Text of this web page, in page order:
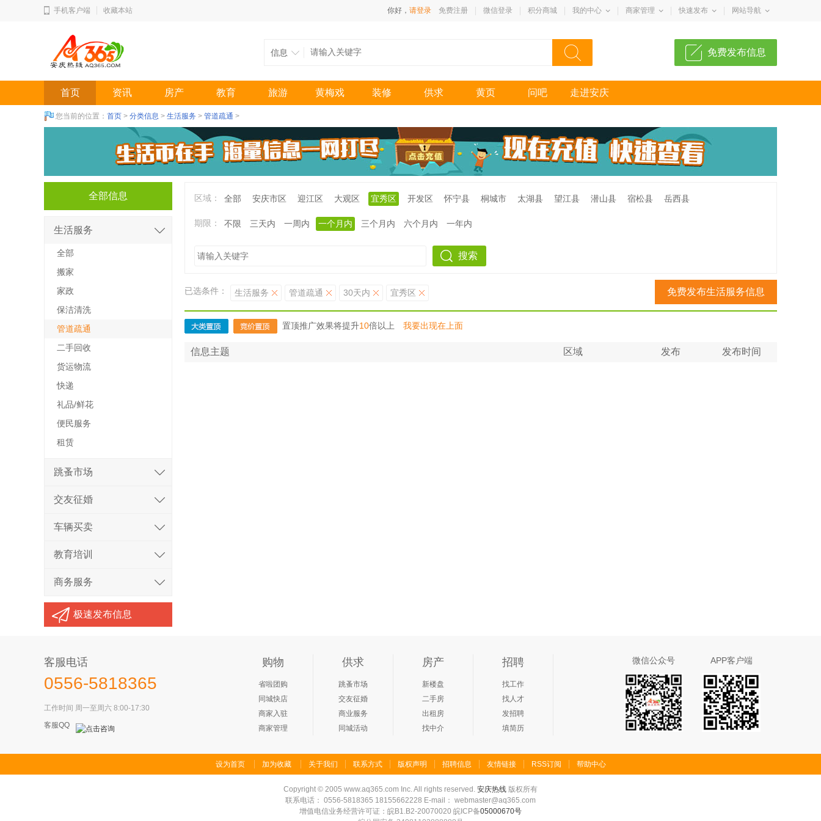
手机客户端 收藏本站 你好， 请登录 免费注册 微信登录 积分商城 我的中心 商家管理 快速发布 网站导航
信息 免费发布信息
首页 资讯 房产 教育 旅游 黄梅戏 装修 供求 黄页 问吧 走进安庆
您当前的位置： 首页 > 分类信息 > 生活服务 > 管道疏通 >
区域： 全部 安庆市区 迎江区 大观区 宜秀区 开发区 怀宁县 桐城市 太湖县 望江县 潜山县 宿松县 岳西县
期限： 不限 三天内 一周内 一个月内 三个月内 六个月内 一年内
搜索
已选条件： 生活服务 管道疏通 30天内 宜秀区 免费发布生活服务信息
置顶推广效果将提升10倍以上 我要出现在上面
信息主题 区域 发布 发布时间
全部信息
生活服务
全部
搬家
家政
保洁清洗
管道疏通
二手回收
货运物流
快递
礼品/鲜花
便民服务
租赁
跳蚤市场
交友征婚
车辆买卖
教育培训
商务服务
极速发布信息
客服电话
0556-5818365
工作时间 周一至周六 8:00-17:30
客服QQ
购物
省啦团购
同城快店
商家入驻
商家管理
供求
跳蚤市场
交友征婚
商业服务
同城活动
房产
新楼盘
二手房
出租房
找中介
招聘
找工作
找人才
发招聘
填简历
微信公众号 APP客户端
设为首页 加为收藏 关于我们 联系方式 版权声明 招聘信息 友情链接 RSS订阅 帮助中心
Copyright © 2005 www.aq365.com Inc. All rights reserved. 安庆热线 版权所有
联系电话： 0556-5818365 18155662228 E-mail： webmaster@aq365.com
增值电信业务经营许可证：皖B1.B2-20070020 皖ICP备05000670号